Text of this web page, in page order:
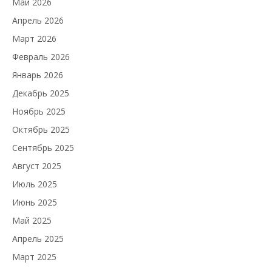
Апрель 2026
Март 2026
Февраль 2026
Январь 2026
Декабрь 2025
Ноябрь 2025
Октябрь 2025
Сентябрь 2025
Август 2025
Июль 2025
Июнь 2025
Май 2025
Апрель 2025
Март 2025